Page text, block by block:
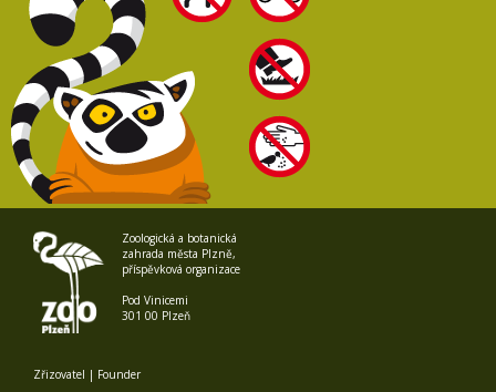
Zoologická a botanická
zahrada města Plzně,
příspěvková organizace
Pod Vinicemi
301 00 Plzeň
Zřizovatel | Founder